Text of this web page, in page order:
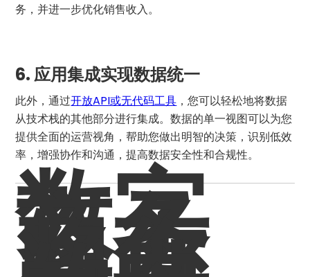
务，并进一步优化销售收入。
6. 应用集成实现数据统一
此外，通过开放API或无代码工具 ，您可以轻松地将数据
从技术栈的其他部分进行集成。数据的单一视图可以为您
提供全面的运营视角，帮助您做出明智的决策，识别低效
率，增强协作和沟通，提高数据安全性和合规性。
数字
商务